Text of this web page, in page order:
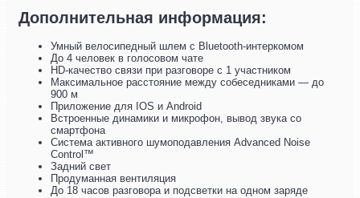
Дополнительная информация:
Умный велосипедный шлем с Bluetooth-интеркомом
До 4 человек в голосовом чате
HD-качество связи при разговоре с 1 участником
Максимальное расстояние между собеседниками — до
900 м
Приложение для IOS и Android
Встроенные динамики и микрофон, вывод звука со
смартфона
Система активного шумоподавления Advanced Noise
Control™
Задний свет
Продуманная вентиляция
До 18 часов разговора и подсветки на одном заряде